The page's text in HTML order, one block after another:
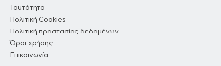
Ταυτότητα
Πολιτική Cookies
Πολιτική προστασίας δεδομένων
Όροι χρήσης
Επικοινωνία